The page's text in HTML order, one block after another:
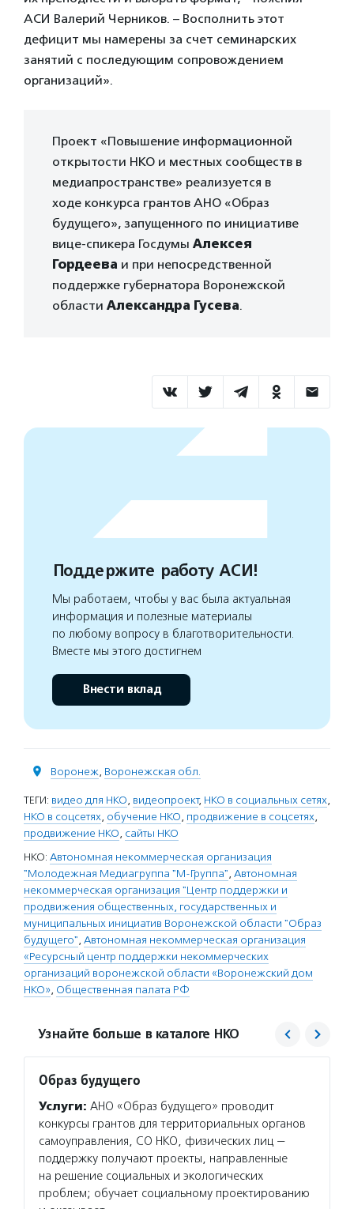
АСИ Валерий Черников. – Восполнить этот
дефицит мы намерены за счет семинарских
занятий с последующим сопровождением
организаций».
Проект «Повышение информационной
открытости НКО и местных сообществ в
медиапространстве» реализуется в
ходе конкурса грантов АНО «Образ
будущего», запущенного по инициативе
вице-спикера Госдумы Алексея
Гордеева и при непосредственной
поддержке губернатора Воронежской
области Александра Гусева.
Поддержите работу АСИ!
Мы работаем, чтобы у вас была актуальная
информация и полезные материалы
по любому вопросу в благотворительности.
Вместе мы этого достигнем
Внести вклад
Воронеж, Воронежская обл.
ТЕГИ: видео для НКО, видеопроект, НКО в социальных сетях,
НКО в соцсетях, обучение НКО, продвижение в соцсетях,
продвижение НКО, сайты НКО
НКО: Автономная некоммерческая организация
"Молодежная Медиагруппа "М-Группа", Автономная
некоммерческая организация "Центр поддержки и
продвижения общественных, государственных и
муниципальных инициатив Воронежской области "Образ
будущего", Автономная некоммерческая организация
«Ресурсный центр поддержки некоммерческих
организаций воронежской области «Воронежский дом
НКО», Общественная палата РФ
Узнайте больше в каталоге НКО
Образ будущего
Услуги: АНО «Образ будущего» проводит
конкурсы грантов для территориальных органов
самоуправления, СО НКО, физических лиц —
поддержку получают проекты, направленные
на решение социальных и экологических
проблем; обучает социальному проектированию